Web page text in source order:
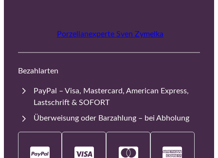
Porzellanexperte Sven Zymelka
Bezahlarten
PayPal – Visa, Mastercard, American Express,
Lastschrift & SOFORT
Überweisung oder Barzahlung – bei Abholung